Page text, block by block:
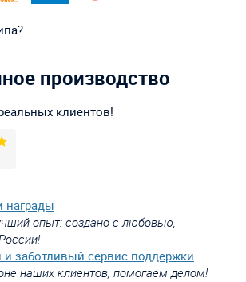
производство
клиентов!
награды
опыт: создано с любовью,
заботливый сервис поддержки
наших клиентов, помогаем делом!